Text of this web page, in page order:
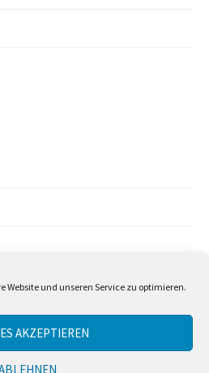
Website und unseren Service zu optimieren.
AKZEPTIEREN